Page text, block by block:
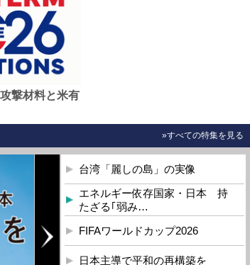
撃材料と米有
»すべての特集を見る
台湾「麗しの島」の実像
エネルギー依存国家・日本 持
たざる｢弱み…
FIFAワールドカップ2026
日本主導で平和の再構築を